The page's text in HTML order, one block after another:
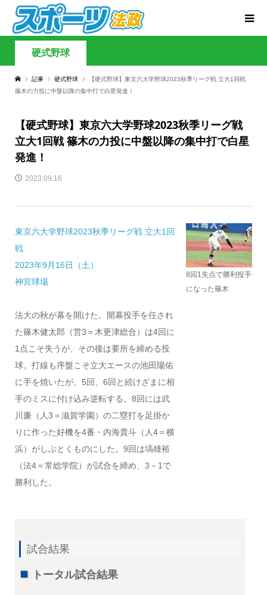
硬式野球
記事 硬式野球
【硬式野球】東京六大学野球2023秋季リーグ戦 立大1回戦
篠木の力投に中盤以降の集中打で白星発進！
【硬式野球】東京六大学野球2023秋季リーグ戦
立大1回戦 篠木の力投に中盤以降の集中打で白星
発進！
2023.09.16
東京六大学野球2023秋季リーグ戦 立大1回
戦
2023年9月16日（土）
神宮球場
法大の秋が幕を開けた。開幕投手を任され
た篠木健太郎（営3＝木更津総合）は4回に
1点こそ失うが、その後は要所を締める投
球。打線も序盤こそ立大エースの池田陽佑
に手を焼いたが、5回、6回と続けざまに相
手のミスに付け込み逆転する。8回には武
川廉（人3＝滋賀学園）の二塁打を足掛か
りに作った好機を4番・内海貴斗（人4＝横
浜）がしぶとくものにした。9回は塙雄裕
（法4＝常総学院）が試合を締め、3－1で
勝利した。
8回1失点で勝利投手
になった篠木
試合結果
トータル試合結果